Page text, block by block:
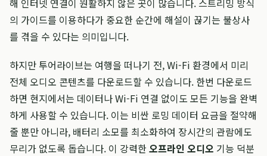
해 인터넷 연결이 원활하지 않은 곳이 많습니다. 스트리밍 방식
의 가이드를 이용하다가 중요한 순간에 해설이 끊기는 불상사
를 겪을 수 있다는 의미입니다.
하지만 투어라이브는 여행을 떠나기 전, Wi-Fi 환경에서 미리
전체 오디오 콘텐츠를 다운로드할 수 있습니다. 한번 다운로드
하면 현지에서는 데이터나 Wi-Fi 연결 없이도 모든 기능을 완벽
하게 사용할 수 있습니다. 이는 비싼 로밍 데이터 요금을 절약해
줄 뿐만 아니라, 배터리 소모를 최소화하여 장시간의 관람에도
무리가 없도록 돕습니다. 이 강력한오프라인 오디오 기능 덕분